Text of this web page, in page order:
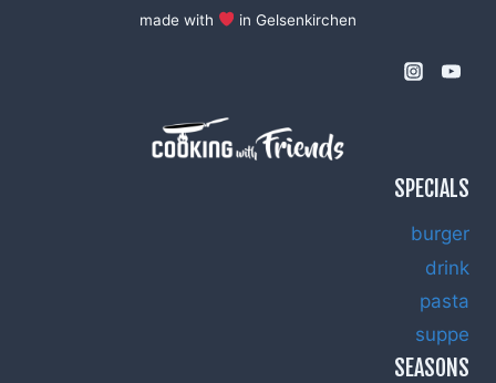
made with
in Gelsenkirchen
SPECIALS
burger
drink
pasta
suppe
SEASONS